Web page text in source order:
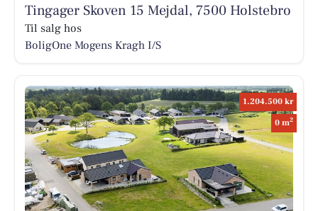
Tingager Skoven 15 Mejdal, 7500 Holstebro
Til salg hos
BoligOne Mogens Kragh I/S
1.204.500 kr
0 m2